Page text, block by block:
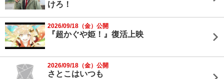
けろ！
2026/09/18（金）公開
『超かぐや姫！』復活上映
2026/09/18（金）公開
さとこはいつも